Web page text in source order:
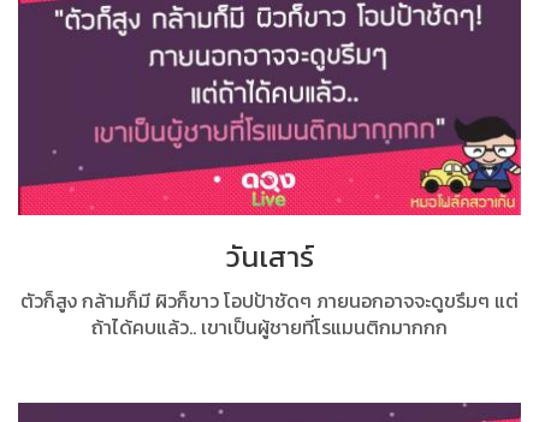
วันเสาร์
ตัวก็สูง กล้ามก็มี ผิวก็ขาว โอปป้าชัดๆ ภายนอกอาจจะดูขรึมๆ แต่
ถ้าได้คบแล้ว.. เขาเป็นผู้ชายที่โรแมนติกมากกก